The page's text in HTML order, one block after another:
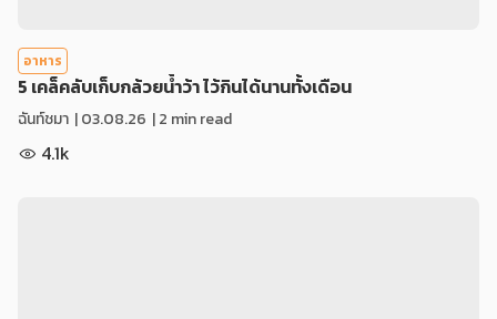
อาหาร
5 เคล็คลับเก็บกล้วยน้ำว้า ไว้กินได้นานทั้งเดือน
ฉันท์ชมา |03.08.26 | 2 min read
4.1k